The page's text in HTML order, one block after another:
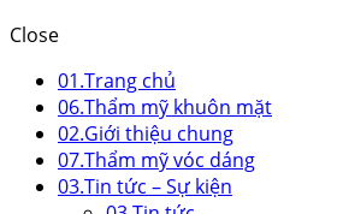
Close
01.Trang chủ
06.Thẩm mỹ khuôn mặt
02.Giới thiệu chung
07.Thẩm mỹ vóc dáng
03.Tin tức – Sự kiện